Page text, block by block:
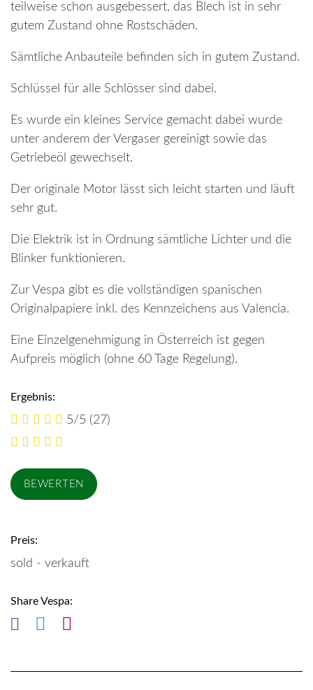
teilweise schon ausgebessert, das Blech ist in sehr
gutem Zustand ohne Rostschäden.
Sämtliche Anbauteile befinden sich in gutem Zustand.
Schlüssel für alle Schlösser sind dabei.
Es wurde ein kleines Service gemacht dabei wurde
unter anderem der Vergaser gereinigt sowie das
Getriebeöl gewechselt.
Der originale Motor lässt sich leicht starten und läuft
sehr gut.
Die Elektrik ist in Ordnung sämtliche Lichter und die
Blinker funktionieren.
Zur Vespa gibt es die vollständigen spanischen
Originalpapiere inkl. des Kennzeichens aus Valencia.
Eine Einzelgenehmigung in Österreich ist gegen
Aufpreis möglich (ohne 60 Tage Regelung).
Ergebnis:
5/5 (27)
Preis:
sold - verkauft
Share Vespa: